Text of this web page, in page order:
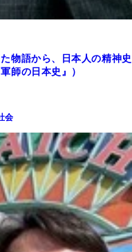
物語から、日本人の精神史
師の日本史』）
会